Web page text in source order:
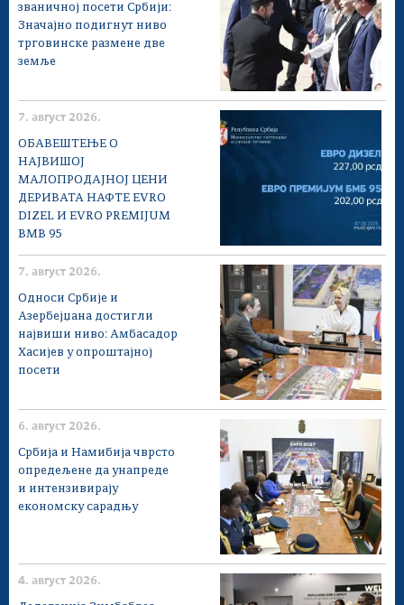
званичној посети Србији:
Значајно подигнут ниво
трговинске размене две
земље
7. август 2026.
ОБАВЕШТЕЊЕ О
НАЈВИШОЈ
МАЛОПРОДАЈНОЈ ЦЕНИ
ДЕРИВАТА НАФТЕ EVRO
DIZEL И EVRO PREMIJUM
BMB 95
7. август 2026.
Односи Србије и
Азербејџана достигли
највиши ниво: Амбасадор
Хасијев у опроштајној
посети
6. август 2026.
Србија и Намибија чврсто
опредељене да унапреде
и интензивирају
економску сарадњу
4. август 2026.